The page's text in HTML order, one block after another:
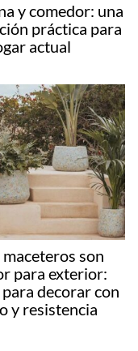
y comedor: una
práctica para
actual
son
para exterior:
decorar con
y resistencia